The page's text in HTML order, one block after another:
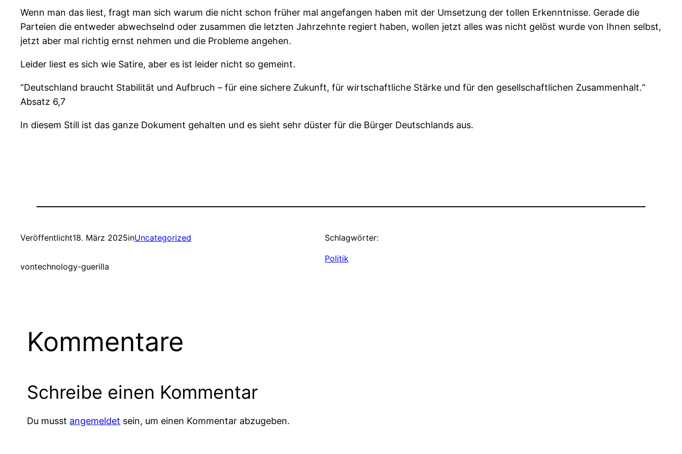
Wenn man das liest, fragt man sich warum die nicht schon früher mal angefangen haben mit der Umsetzung der tollen Erkenntnisse. Gerade die
Parteien die entweder abwechselnd oder zusammen die letzten Jahrzehnte regiert haben, wollen jetzt alles was nicht gelöst wurde von Ihnen selbst,
jetzt aber mal richtig ernst nehmen und die Probleme angehen.
Leider liest es sich wie Satire, aber es ist leider nicht so gemeint.
“Deutschland braucht Stabilität und Aufbruch – für eine sichere Zukunft, für wirtschaftliche Stärke und für den gesellschaftlichen Zusammenhalt.“
Absatz 6,7
In diesem Still ist das ganze Dokument gehalten und es sieht sehr düster für die Bürger Deutschlands aus.
Veröffentlicht18. März 2025inUncategorized
vontechnology-guerilla
Schlagwörter:
Politik
Kommentare
Schreibe einen Kommentar
Du musst angemeldet sein, um einen Kommentar abzugeben.